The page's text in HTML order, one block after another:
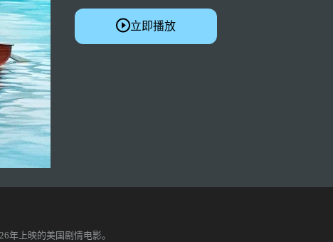
立即播放
年上映的美国剧情电影。